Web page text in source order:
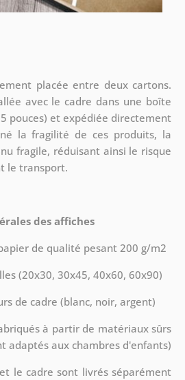
placée entre deux cartons.
avec le cadre dans une boîte
pouces) et expédiée directement
la fragilité de ces produits, la
fragile, réduisant ainsi le risque
le transport.
des affiches
de qualité pesant 200 g/m2
(20x30, 30x45, 40x60, 60x90)
de cadre (blanc, noir, argent)
à partir de matériaux sûrs
adaptés aux chambres d'enfants)
le cadre sont livrés séparément